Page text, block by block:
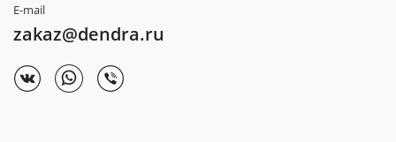
E-mail
zakaz@dendra.ru